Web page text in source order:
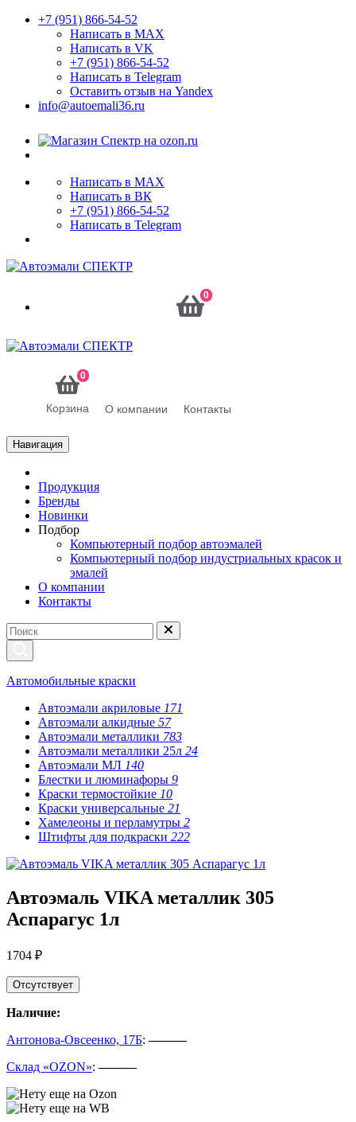
+7 (951) 866-54-52
Написать в MAX
Написать в VK
+7 (951) 866-54-52
Написать в Telegram
Оставить отзыв на Yandex
info@autoemali36.ru
Написать в MAX
Написать в ВК
+7 (951) 866-54-52
Написать в Telegram
0
0
Корзина О компании Контакты
Навигация
Продукция
Бренды
Новинки
Подбор
Компьютерный подбор автоэмалей
Компьютерный подбор индустриальных красок и
эмалей
О компании
Контакты
Автомобильные краски
Автоэмали акриловые 171
Автоэмали алкидные 57
Автоэмали металлики 783
Автоэмали металлики 25л 24
Автоэмали МЛ 140
Блестки и люминафоры 9
Краски термостойкие 10
Краски универсальные 21
Хамелеоны и перламутры 2
Штифты для подкраски 222
Автоэмаль VIKA металлик 305
Аспарагус 1л
1704 ₽
Отсутствует
Наличие:
Антонова-Овсеенко, 17Б:———
Склад «OZON»:———